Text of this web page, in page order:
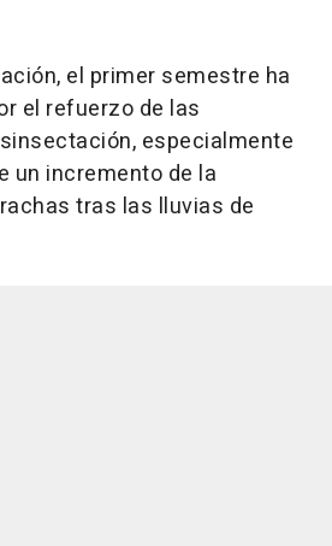
el primer semestre ha
el refuerzo de las
especialmente
un incremento de la
tras las lluvias de